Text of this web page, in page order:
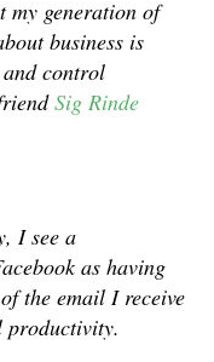
my generation of
business is
control
Sig Rinde
I see a
as having
the email I receive
productivity.